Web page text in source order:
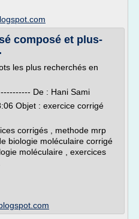
composé et plus-
les plus recherchés en
De : Hani Sami
Objet : exercice corrigé
corrigés , methode mrp
biologie moléculaire corrigé
moléculaire , exercices